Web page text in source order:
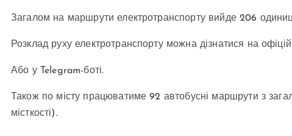
Загалом на маршрути електротранспорту вийде 206
Розклад руху електротранспорту можна дізнатися на
Або у Telegram-боті.
Також по місту працюватиме 92 автобусні маршрути з
місткості).